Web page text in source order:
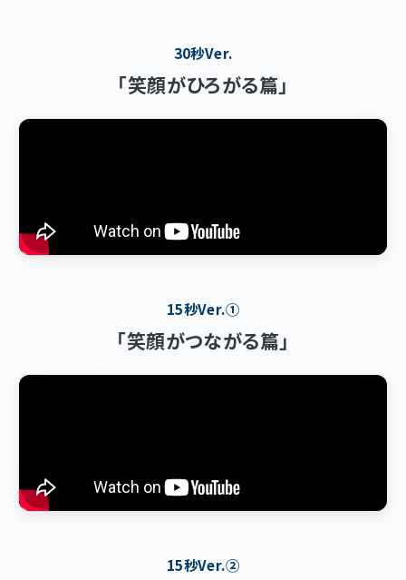
30秒Ver.
「笑顔がひろがる篇」
15秒Ver.①
「笑顔がつながる篇」
15秒Ver.②